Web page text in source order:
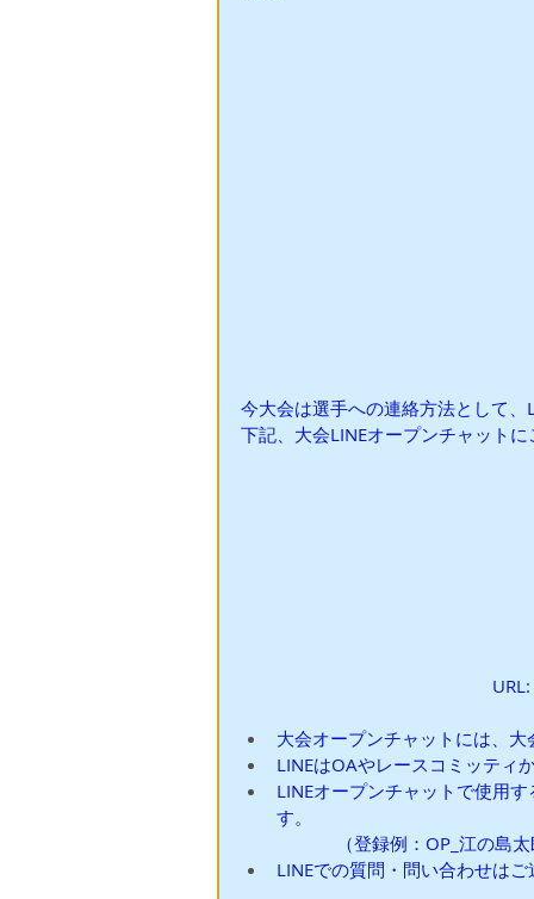
今大会は選手への連絡方法として、
下記、大会LINEオープンチャット
URL:
大会オープンチャットには、
LINEはOAやレースコミッティ
LINEオープンチャットで使用
す。
（登録例：OP_江の島
LINEでの質問・問い合わせは